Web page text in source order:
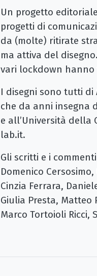
Un progetto
progetti di
da (molte) ritirate
ma attiva del
vari lockdown
I disegni sono tutti di
che da anni insegna
e all’Università della
lab.it.
Gli scritti e i
Domenico
Cinzia Ferrara,
Giulia Presta, Matteo
Marco Tortoioli Ricci,